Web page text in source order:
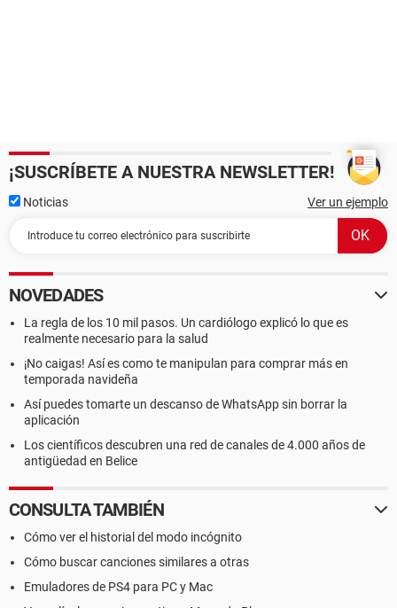
¡SUSCRÍBETE A NUESTRA NEWSLETTER!
Noticias Ver un ejemplo
NOVEDADES
La regla de los 10 mil pasos. Un cardiólogo explicó lo que es
realmente necesario para la salud
¡No caigas! Así es como te manipulan para comprar más en
temporada navideña
Así puedes tomarte un descanso de WhatsApp sin borrar la
aplicación
Los científicos descubren una red de canales de 4.000 años de
antigüedad en Belice
CONSULTA TAMBIÉN
Cómo ver el historial del modo incógnito
Cómo buscar canciones similares a otras
Emuladores de PS4 para PC y Mac